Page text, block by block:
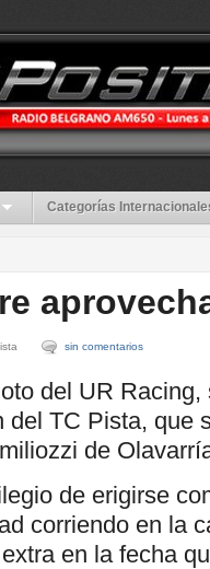
Categorías
sin comentarios
del UR Racing,
del TC Pista, que
de
de erigirse
corriendo en la
en la fecha